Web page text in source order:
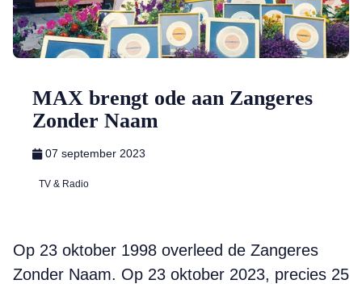
MAX brengt ode aan Zangeres
Zonder Naam
07 september 2023
TV & Radio
Op 23 oktober 1998 overleed de Zangeres
Zonder Naam. Op 23 oktober 2023, precies 25